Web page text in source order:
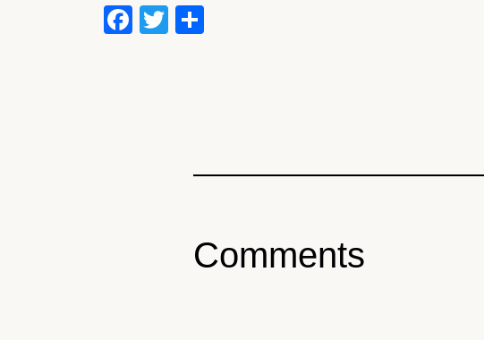
Facebook
Twitter
Comments